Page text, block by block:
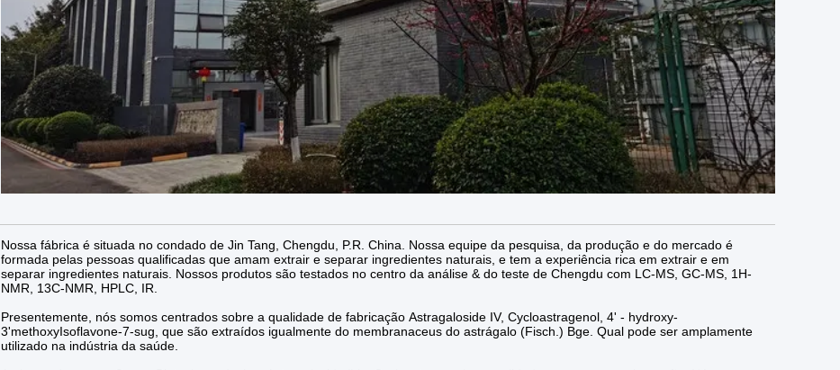
Nossa fábrica é situada no condado de Jin Tang, Chengdu, P.R. China. Nossa equipe da pesquisa, da produção e do mercado é
formada pelas pessoas qualificadas que amam extrair e separar ingredientes naturais, e tem a experiência rica em extrair e em
separar ingredientes naturais. Nossos produtos são testados no centro da análise & do teste de Chengdu com LC-MS, GC-MS, 1H-
NMR, 13C-NMR, HPLC, IR.
Presentemente, nós somos centrados sobre a qualidade de fabricação Astragaloside IV, Cycloastragenol, 4' - hydroxy-
3'methoxyIsoflavone-7-sug, que são extraídos igualmente do membranaceus do astrágalo (Fisch.) Bge. Qual pode ser amplamente
utilizado na indústria da saúde.